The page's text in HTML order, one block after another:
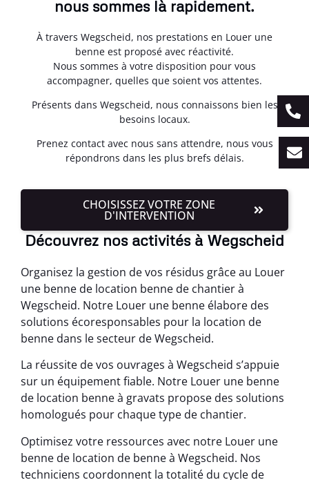
nous sommes là rapidement.
À travers Wegscheid, nos prestations en Louer une
benne est proposé avec réactivité.
Nous sommes à votre disposition pour vous
accompagner, quelles que soient vos attentes.
Présents dans Wegscheid, nous connaissons bien les
besoins locaux.
Prenez contact avec nous sans attendre, nous vous
répondrons dans les plus brefs délais.
CHOISISSEZ VOTRE ZONE
D'INTERVENTION
Découvrez nos activités à Wegscheid
Organisez la gestion de vos résidus grâce au Louer
une benne de location benne de chantier à
Wegscheid. Notre Louer une benne élabore des
solutions écoresponsables pour la location de
benne dans le secteur de Wegscheid.
La réussite de vos ouvrages à Wegscheid s’appuie
sur un équipement fiable. Notre Louer une benne
de location benne à gravats propose des solutions
homologués pour chaque type de chantier.
Optimisez votre ressources avec notre Louer une
benne de location de benne à Wegscheid. Nos
techniciens coordonnent la totalité du cycle de